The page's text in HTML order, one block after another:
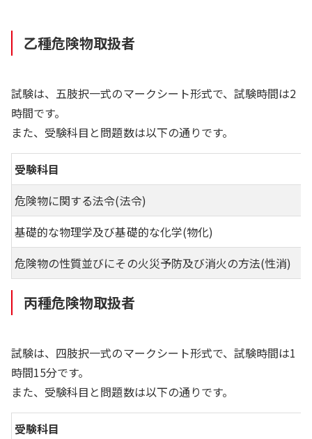
乙種危険物取扱者
試験は、五肢択一式のマークシート形式で、試験時間は2
時間です。
また、受験科目と問題数は以下の通りです。
受験科目
危険物に関する法令(法令)
基礎的な物理学及び基礎的な化学(物化)
危険物の性質並びにその火災予防及び消火の方法(性消)
丙種危険物取扱者
試験は、四肢択一式のマークシート形式で、試験時間は1
時間15分です。
また、受験科目と問題数は以下の通りです。
受験科目